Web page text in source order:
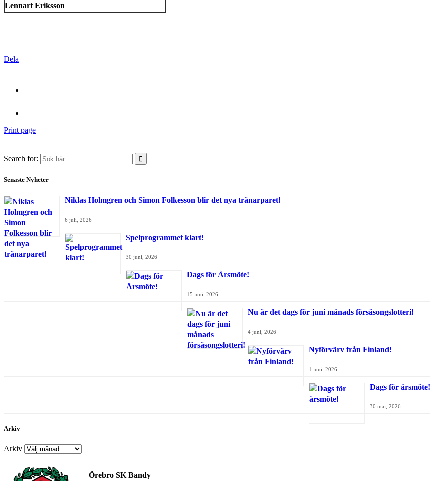
Lennart Eriksson
Dela
Print page
Search for:
Senaste Nyheter
Niklas Holmgren och Simon Folkesson blir det nya tränarparet!
6 juli, 2026
Spelprogrammet klart!
30 juni, 2026
Dags för Årsmöte!
15 juni, 2026
Nu är det dags för juni månads försäsongslotteri!
4 juni, 2026
Nyförvärv från Finland!
1 juni, 2026
Dags för årsmöte!
30 maj, 2026
Arkiv
Arkiv
Örebro SK Bandy